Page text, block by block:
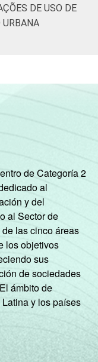
2019.
DE USO DE
URBANA
de Categoría 2
al
y del
al Sector de
las cinco áreas
los objetivos
sus
de sociedades
ámbito de
y los países